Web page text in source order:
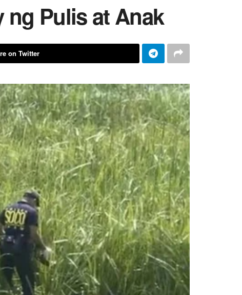
ng Pulis at Anak
on Twitter